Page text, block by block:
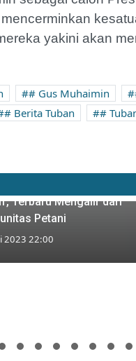
yakini akan
# Gus Muhaimin
# Berita Tuban
#
Terbaru Mengalir dari
Petani
2023 22:00